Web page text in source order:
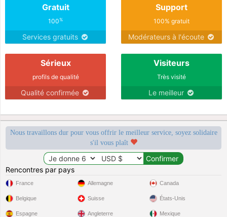
Gratuit
100%
Services gratuits
Support
100% gratuit
Modérateurs à l'écoute
Sérieux
profils de qualité
Qualité confirmée
Visiteurs
Très visité
Le meilleur
Nous travaillons dur pour vous offrir le meilleur service, soyez solidaire
s'il vous plaît
Rencontres par pays
France
Belgique
Espagne
Allemagne
Suisse
Angleterre
Canada
États-Unis
Mexique